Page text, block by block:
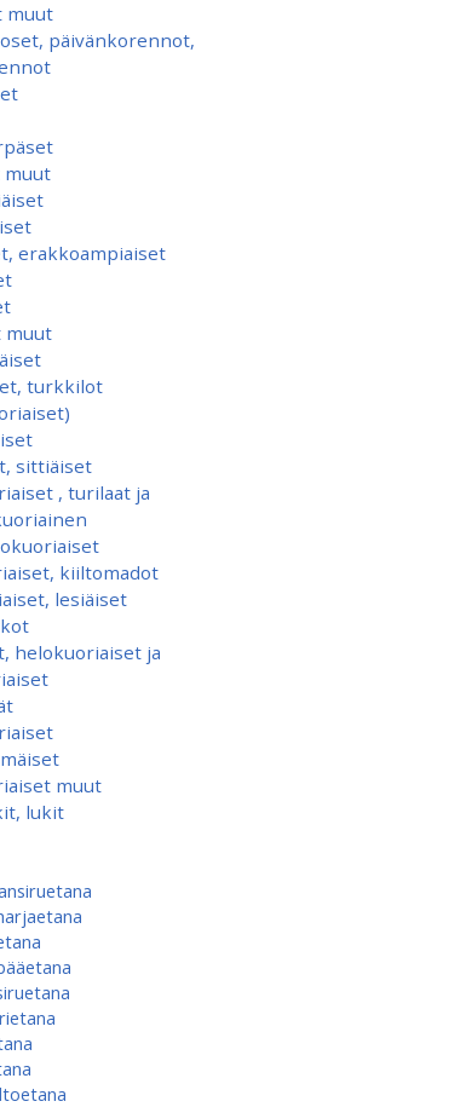
muut
päivänkorennot,
muut
erakkoampiaiset
muut
turkkilot
sittiäiset
, turilaat ja
kiiltomadot
lesiäiset
helokuoriaiset ja
muut
lukit